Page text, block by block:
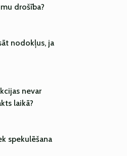
drošība?
nodokļus, ja
nevar
laikā?
spekulēšana